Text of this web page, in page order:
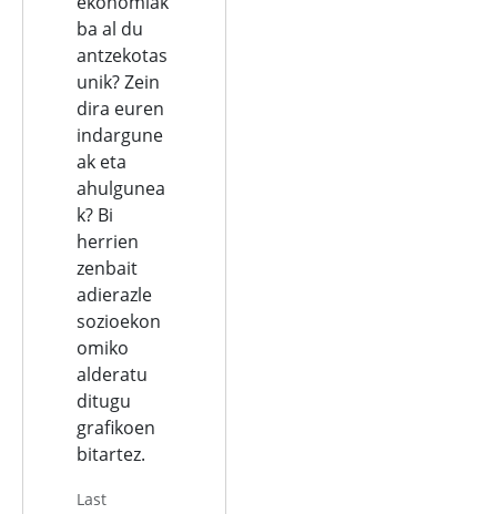
ba al du
antzekotas
unik? Zein
dira euren
indargune
ak eta
ahulgunea
k? Bi
herrien
zenbait
adierazle
sozioekon
omiko
alderatu
ditugu
grafikoen
bitartez.
Last